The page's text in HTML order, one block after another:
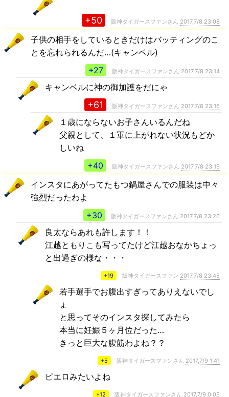
+50 阪神タイガースファンさん 2017,7/8 23:08
子供の相手をしているときだけはバッティングのこ
とを忘れられるんだ…(キャンベル)
+27
阪神タイガースファンさん 2017,7/8 23:14
キャンベルに神の御加護をだにゃ
+61 阪神タイガースファンさん 2017,7/8 23:16
１歳にならないお子さんいるんだね
父親として、１軍に上がれない状況もどか
しいね
+40
阪神タイガースファンさん 2017,7/8 23:19
インスタにあがってたもつ鍋屋さんでの服装は中々
強烈だったわよ
+30
阪神タイガースファンさん 2017,7/8 23:26
良太ならあれも許します！！
江越ともりこも写ってたけど江越おなかちょっ
と出過ぎの様な・・・
+19 阪神タイガースファン 2017,7/8 23:45
若手選手でお腹出すぎってありえないでし
ょ
と思ってそのインスタ探してみたら
本当に妊娠５ヶ月位だった…
きっと巨大な腹筋わよね？？
+5 阪神タイガースファンさん 2017,7/9 1:41
ピエロみたいよね
+12 阪神タイガースファンさん 2017,7/9 0:05